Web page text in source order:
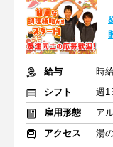
給与
時
シフト
雇用形態
ア
アクセス
湯